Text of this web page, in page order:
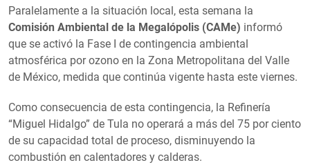
Paralelamente a la situación local, esta semana la
Comisión Ambiental de la Megalópolis (CAMe) informó
que se activó la Fase I de contingencia ambiental
atmosférica por ozono en la Zona Metropolitana del Valle
de México, medida que continúa vigente hasta este viernes.
Como consecuencia de esta contingencia, la Refinería
“Miguel Hidalgo” de Tula no operará a más del 75 por ciento
de su capacidad total de proceso, disminuyendo la
combustión en calentadores y calderas.